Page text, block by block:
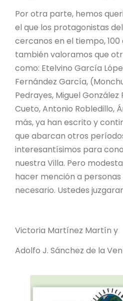
Por otra parte, hemos
el que los protagonistas
cercanos en el tiempo, 100
también valoramos que
como: Etelvino García
Fernández García,
Pedrayes, Miguel González
Cueto, Antonio Robledillo,
más, ya han escrito y
que abarcan otros
interesantísimos para
nuestra Villa. Pero
hacer mención a
necesario. Ustedes
Victoria Martínez Martín y
Adolfo J. Sánchez de la